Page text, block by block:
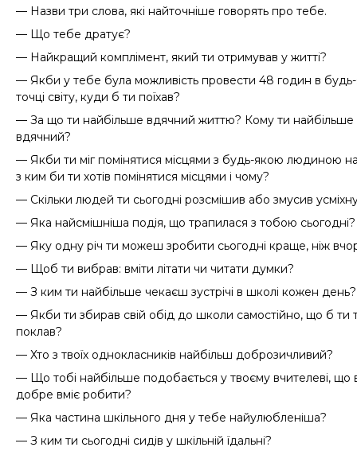
— Назви три слова, які найточніше говорять про тебе.
— Що тебе дратує?
— Найкращий комплімент, який ти отримував у житті?
— Якби у тебе була можливість провести 48 годин в будь-
точці світу, куди б ти поїхав?
— За що ти найбільше вдячний життю? Кому ти найбільше
вдячний?
— Якби ти міг помінятися місцями з будь-якою людиною на
з ким би ти хотів помінятися місцями і чому?
— Скільки людей ти сьогодні розсмішив або змусив
— Яка найсмішніша подія, що трапилася з тобою сьогодні?
— Яку одну річ ти можеш зробити сьогодні краще, ніж
— Щоб ти вибрав: вміти літати чи читати думки?
— З ким ти найбільше чекаєш зустрічі в школі кожен день?
— Якби ти збирав свій обід до школи самостійно, що б ти
поклав?
— Хто з твоїх однокласників найбільш доброзичливий?
— Що тобі найбільше подобається у твоєму вчителеві, що
добре вміє робити?
— Яка частина шкільного дня у тебе найулюбленіша?
— З ким ти сьогодні сидів у шкільній їдальні?